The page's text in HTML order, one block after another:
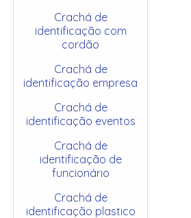
Crachá de
identificação com
cordão
Crachá de
identificação empresa
Crachá de
identificação eventos
Crachá de
identificação de
funcionário
Crachá de
identificação plastico